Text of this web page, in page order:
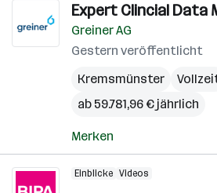
Expert Clincial Data
Greiner AG
Gestern veröffentlicht
Kremsmünster
ab 59.781,96 € jährlich
Merken
Einblicke Videos